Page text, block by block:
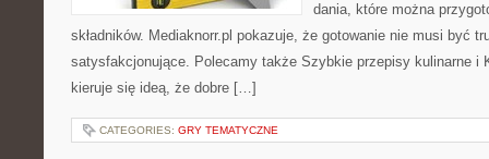
dania, które można
składników. Mediaknorr.pl pokazuje, że gotowanie nie musi być
satysfakcjonujące. Polecamy także Szybkie przepisy kulinarne i
kieruje się ideą, że dobre […]
CATEGORIES: GRY TEMATYCZNE